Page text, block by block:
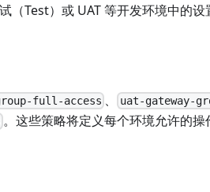
（Test）或 UAT 等开发环境中的设
full-access 、 uat-gateway-
。这些策略将定义每个环境允许的操